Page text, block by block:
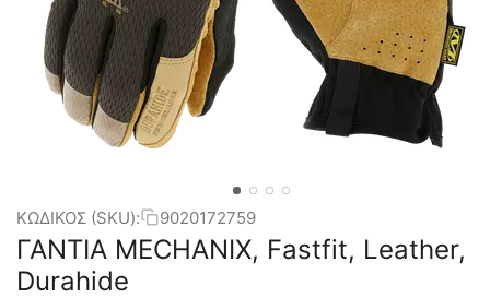
ΚΩΔΙΚΟΣ (SKU): 9020172759
ΓΑΝΤΙΑ MECHANIX, Fastfit, Leather,
Durahide